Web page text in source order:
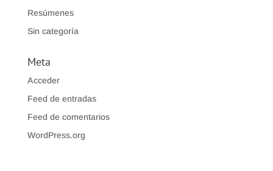
Resúmenes
Sin categoría
Meta
Acceder
Feed de entradas
Feed de comentarios
WordPress.org